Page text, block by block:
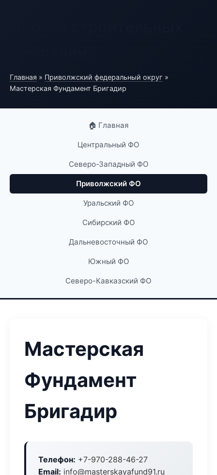
Главная » Приволжский федеральный округ »
Мастерская Фундамент Бригадир
🏠 Главная
Центральный ФО
Северо-Западный ФО
Приволжский ФО
Уральский ФО
Сибирский ФО
Дальневосточный ФО
Южный ФО
Северо-Кавказский ФО
Мастерская
Фундамент
Бригадир
Телефон: +7-970-288-46-27
Email: info@masterskayafund91.ru